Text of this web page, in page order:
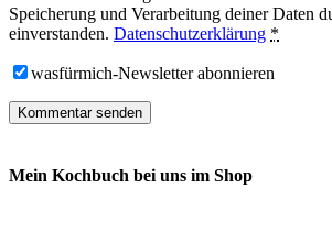
Speicherung und Verarbeitung deiner Daten
einverstanden. Datenschutzerklärung *
wasfürmich-Newsletter abonnieren
Mein Kochbuch bei uns im Shop